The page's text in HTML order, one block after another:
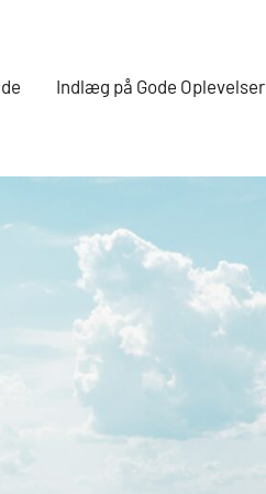
Indlæg på Gode Oplevelser